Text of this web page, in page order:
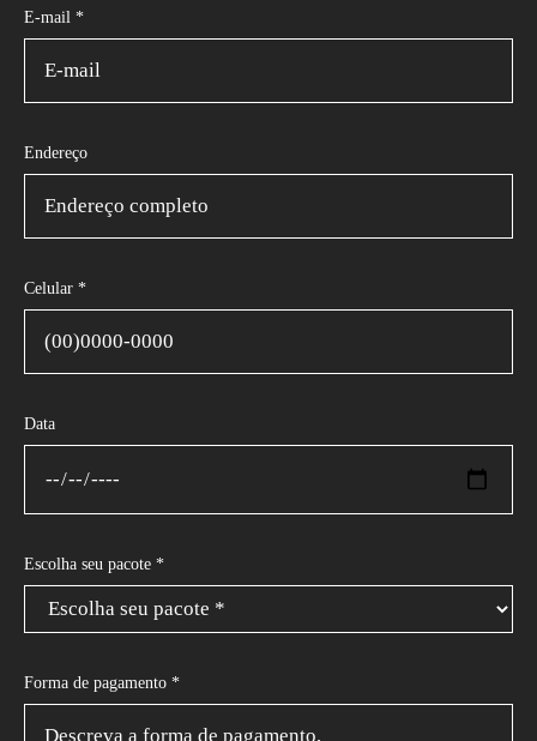
E-mail *
Endereço
Celular *
Data
Escolha seu pacote *
Forma de pagamento *